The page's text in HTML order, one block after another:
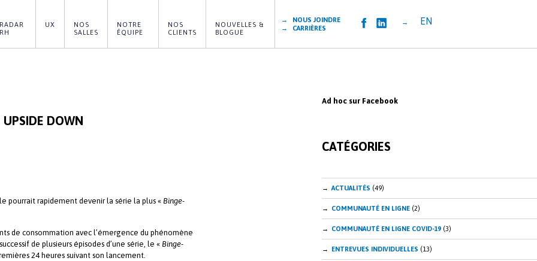
RADAR
RH
UX
NOS
SALLES
NOTRE
ÉQUIPE
NOS
CLIENTS
NOUVELLES &
BLOGUE
→ NOUS JOINDRE
→ CARRIÈRES
→ EN
UPSIDE DOWN
pourrait rapidement devenir la série la plus « Binge-
de consommation avec l’émergence du phénomène
de plusieurs épisodes d’une série, le « Binge-
24 heures suivant son lancement.
Ad hoc sur Facebook
CATÉGORIES
ACTUALITÉS (49)
COMMUNAUTÉ EN LIGNE(2)
COMMUNAUTÉ EN LIGNE COVID-19(3)
ENTREVUES INDIVIDUELLES (13)